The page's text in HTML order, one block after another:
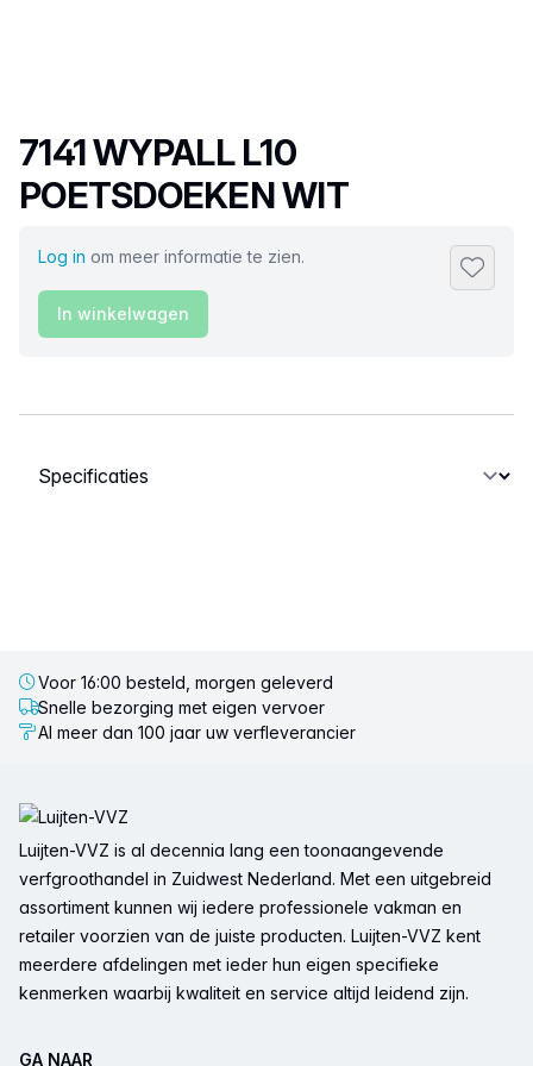
Productnaam
7141 WYPALL L10
POETSDOEKEN WIT
Log in om meer informatie te zien.
In winkelwagen
Selecteer een tabblad
Voor 16:00 besteld, morgen geleverd
Snelle bezorging met eigen vervoer
Al meer dan 100 jaar uw verfleverancier
Luijten-VVZ is al decennia lang een toonaangevende
verfgroothandel in Zuidwest Nederland. Met een uitgebreid
assortiment kunnen wij iedere professionele vakman en
retailer voorzien van de juiste producten. Luijten-VVZ kent
meerdere afdelingen met ieder hun eigen specifieke
kenmerken waarbij kwaliteit en service altijd leidend zijn.
GA NAAR